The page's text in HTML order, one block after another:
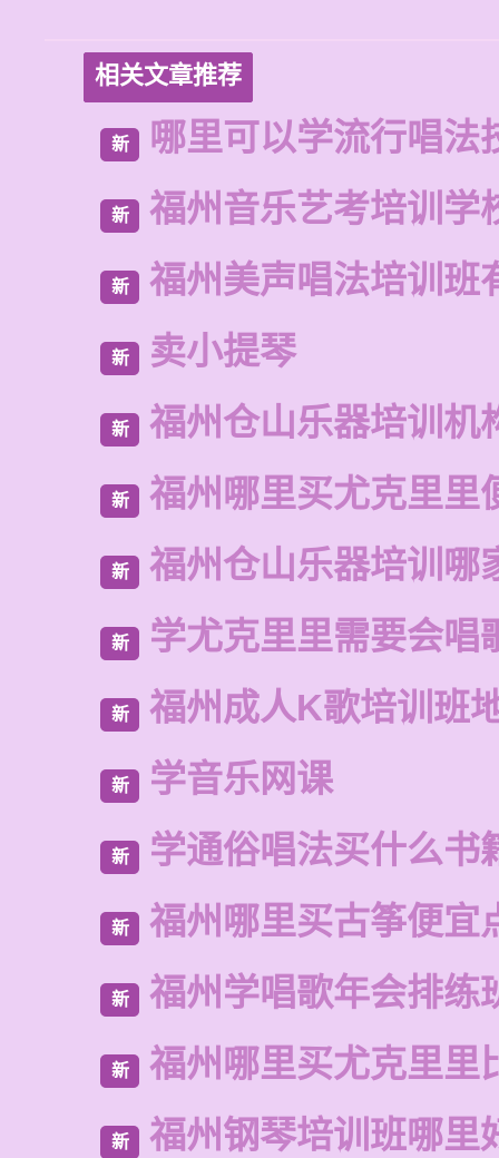
相关文章推荐
新 哪里可以学流行唱法
新 福州音乐艺考培训学
新 福州美声唱法培训班
新 卖小提琴
新 福州仓山乐器培训机
新 福州哪里买尤克里里
新 福州仓山乐器培训哪
新 学尤克里里需要会唱
新 福州成人K歌培训班
新 学音乐网课
新 学通俗唱法买什么书
新 福州哪里买古筝便宜
新 福州学唱歌年会排练
新 福州哪里买尤克里里
新 福州钢琴培训班哪里